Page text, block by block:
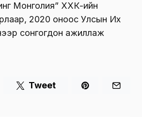
Монголия” ХХК-ийн
2020 оноос Улсын Их
сонгогдон ажиллаж
Tweet